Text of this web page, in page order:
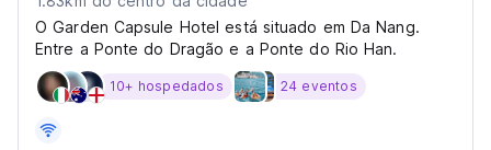
O Garden Capsule Hotel está situado em Da Nang.
Entre a Ponte do Dragão e a Ponte do Rio Han.
10+ hospedados 24 eventos